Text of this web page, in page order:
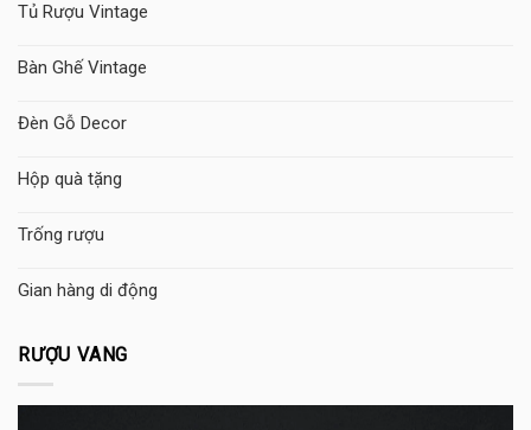
Tủ Rượu Vintage
Bàn Ghế Vintage
Đèn Gỗ Decor
Hộp quà tặng
Trống rượu
Gian hàng di động
RƯỢU VANG